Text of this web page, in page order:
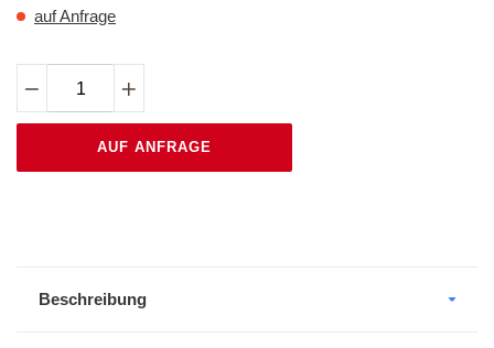
auf Anfrage
AUF ANFRAGE
hinzugefügt
Beschreibung